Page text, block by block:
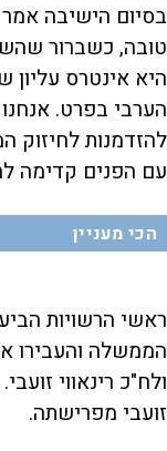
בסיום הישיבה
טובה, כשברור
היא אינטרס עליון
הערבי בפרט.
להזדמנות
עם הפנים קדימה
הכי מעניין
ראשי הרשויות
הממשלה והעבירו
ולח"כ רינאווי
זועבי מפרישתה.